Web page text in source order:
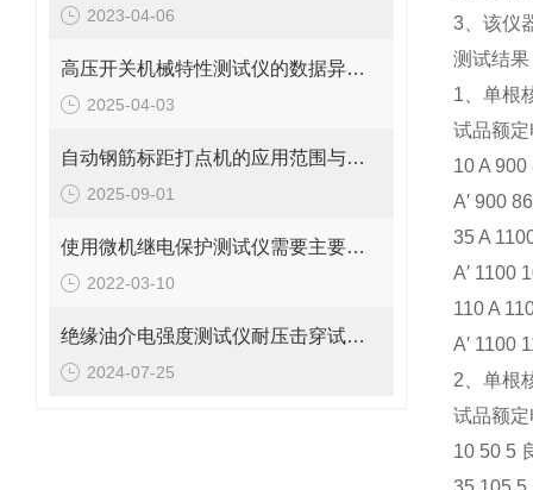
2023-04-06
高压开关机械特性测试仪的数据异常怎么处理？
2025-04-03
自动钢筋标距打点机的应用范围与优势介绍
2025-09-01
使用微机继电保护测试仪需要主要哪些问题
2022-03-10
​绝缘油介电强度测试仪耐压击穿试验方法
2024-07-25
3、该仪
测试结果
1、单根
试品额
10 A
A′ 900
35 A
A′ 1100
110 A
A′ 1100
2、单根
试品额
10 50 5